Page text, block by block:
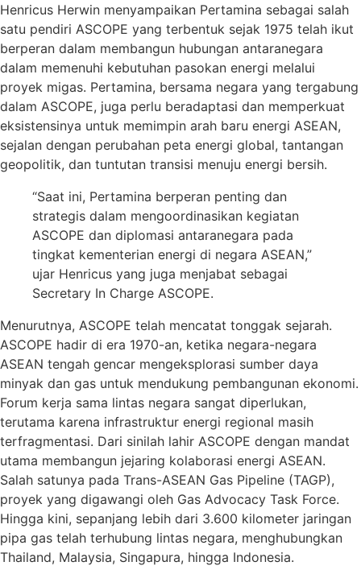
Henricus Herwin menyampaikan Pertamina sebagai salah
satu pendiri ASCOPE yang terbentuk sejak 1975 telah ikut
berperan dalam membangun hubungan antaranegara
dalam memenuhi kebutuhan pasokan energi melalui
proyek migas. Pertamina, bersama negara yang tergabung
dalam ASCOPE, juga perlu beradaptasi dan memperkuat
eksistensinya untuk memimpin arah baru energi ASEAN,
sejalan dengan perubahan peta energi global, tantangan
geopolitik, dan tuntutan transisi menuju energi bersih.
“Saat ini, Pertamina berperan penting dan
strategis dalam mengoordinasikan kegiatan
ASCOPE dan diplomasi antaranegara pada
tingkat kementerian energi di negara ASEAN,”
ujar Henricus yang juga menjabat sebagai
Secretary In Charge ASCOPE.
Menurutnya, ASCOPE telah mencatat tonggak sejarah.
ASCOPE hadir di era 1970-an, ketika negara-negara
ASEAN tengah gencar mengeksplorasi sumber daya
minyak dan gas untuk mendukung pembangunan ekonomi.
Forum kerja sama lintas negara sangat diperlukan,
terutama karena infrastruktur energi regional masih
terfragmentasi. Dari sinilah lahir ASCOPE dengan mandat
utama membangun jejaring kolaborasi energi ASEAN.
Salah satunya pada Trans-ASEAN Gas Pipeline (TAGP),
proyek yang digawangi oleh Gas Advocacy Task Force.
Hingga kini, sepanjang lebih dari 3.600 kilometer jaringan
pipa gas telah terhubung lintas negara, menghubungkan
Thailand, Malaysia, Singapura, hingga Indonesia.